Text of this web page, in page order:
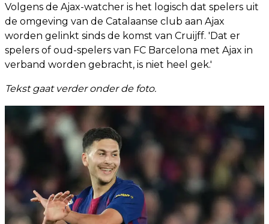
Volgens de Ajax-watcher is het logisch dat spelers uit
de omgeving van de Catalaanse club aan Ajax
worden gelinkt sinds de komst van Cruijff. 'Dat er
spelers of oud-spelers van FC Barcelona met Ajax in
verband worden gebracht, is niet heel gek.'
Tekst gaat verder onder de foto.